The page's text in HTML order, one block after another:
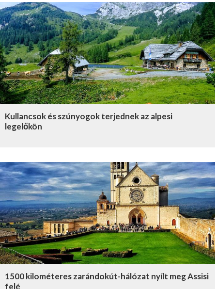
Kullancsok és szúnyogok terjednek az alpesi
legelőkön
1500 kilométeres zarándokút-hálózat nyílt meg Assisi
felé